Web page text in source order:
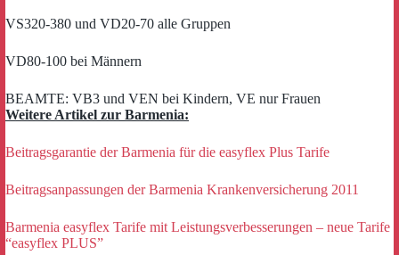
VS320-380 und VD20-70 alle Gruppen
VD80-100 bei Männern
BEAMTE: VB3 und VEN bei Kindern, VE nur Frauen
Weitere Artikel zur Barmenia:
Beitragsgarantie der Barmenia für die easyflex Plus Tarife
Beitragsanpassungen der Barmenia Krankenversicherung 2011
Barmenia easyflex Tarife mit Leistungsverbesserungen – neue Tarife
“easyflex PLUS”